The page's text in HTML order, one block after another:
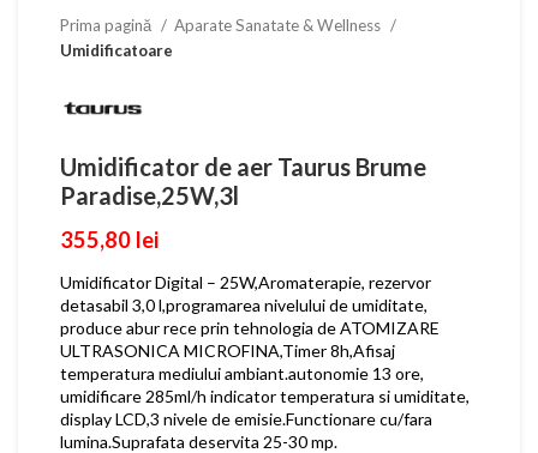
Prima pagină
Aparate Sanatate & Wellness
Umidificatoare
Umidificator de aer Taurus Brume
Paradise,25W,3l
355,80 lei
Umidificator Digital – 25W,Aromaterapie, rezervor
detasabil 3,0 l,programarea nivelului de umiditate,
produce abur rece prin tehnologia de ATOMIZARE
ULTRASONICA MICROFINA,Timer 8h,Afisaj
temperatura mediului ambiant.autonomie 13 ore,
umidificare 285ml/h indicator temperatura si umiditate,
display LCD,3 nivele de emisie.Functionare cu/fara
lumina.Suprafata deservita 25-30 mp.